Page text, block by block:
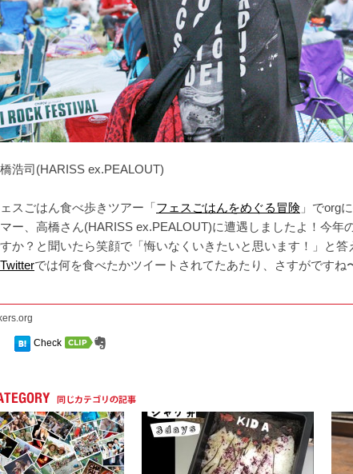
浩司(HARISS ex.PEALOUT)
スごはん食べ歩きツアー「フェスごはんをめぐる冒険 」でorg
ー、高橋さん(HARISS ex.PEALOUT)に遭遇しましたよ！今年
か？と聞いたら笑顔で「悔いなくいきたいと思います！」と答
では何を食べたかツイートされてたあたり、さすがですね
Check